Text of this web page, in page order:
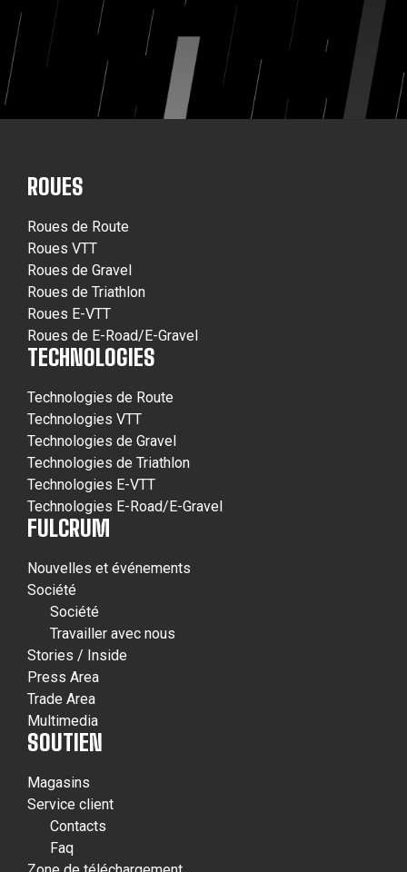
ROUES
Roues de Route
Roues VTT
Roues de Gravel
Roues de Triathlon
Roues E-VTT
Roues de E-Road/E-Gravel
TECHNOLOGIES
Technologies de Route
Technologies VTT
Technologies de Gravel
Technologies de Triathlon
Technologies E-VTT
Technologies E-Road/E-Gravel
FULCRUM
Nouvelles et événements
Société
Société
Travailler avec nous
Stories / Inside
Press Area
Trade Area
Multimedia
SOUTIEN
Magasins
Service client
Contacts
Faq